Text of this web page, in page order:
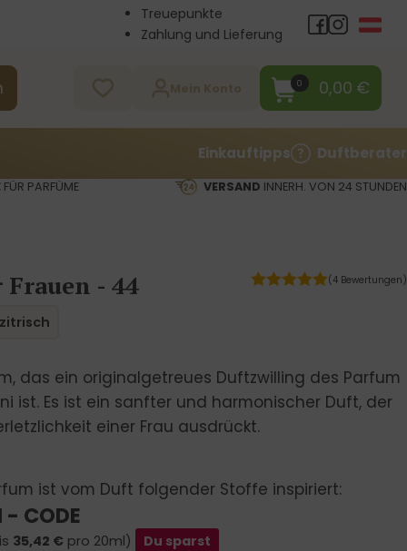
Treuepunkte
Zahlung und Lieferung
0 0,00 €
Einkauftipps Duftberater
FÜR PARFÜME VERSAND INNERH. VON 24 STUNDEN
- 44
zitrisch
(4 Bewertungen)
das ein originalgetreues Duftzwilling des Parfum
ist. Es ist ein sanfter und harmonischer Duft, der
einer Frau ausdrückt.
ist vom Duft folgender Stoffe inspiriert:
- CODE
35,42 € pro 20ml) Du sparst